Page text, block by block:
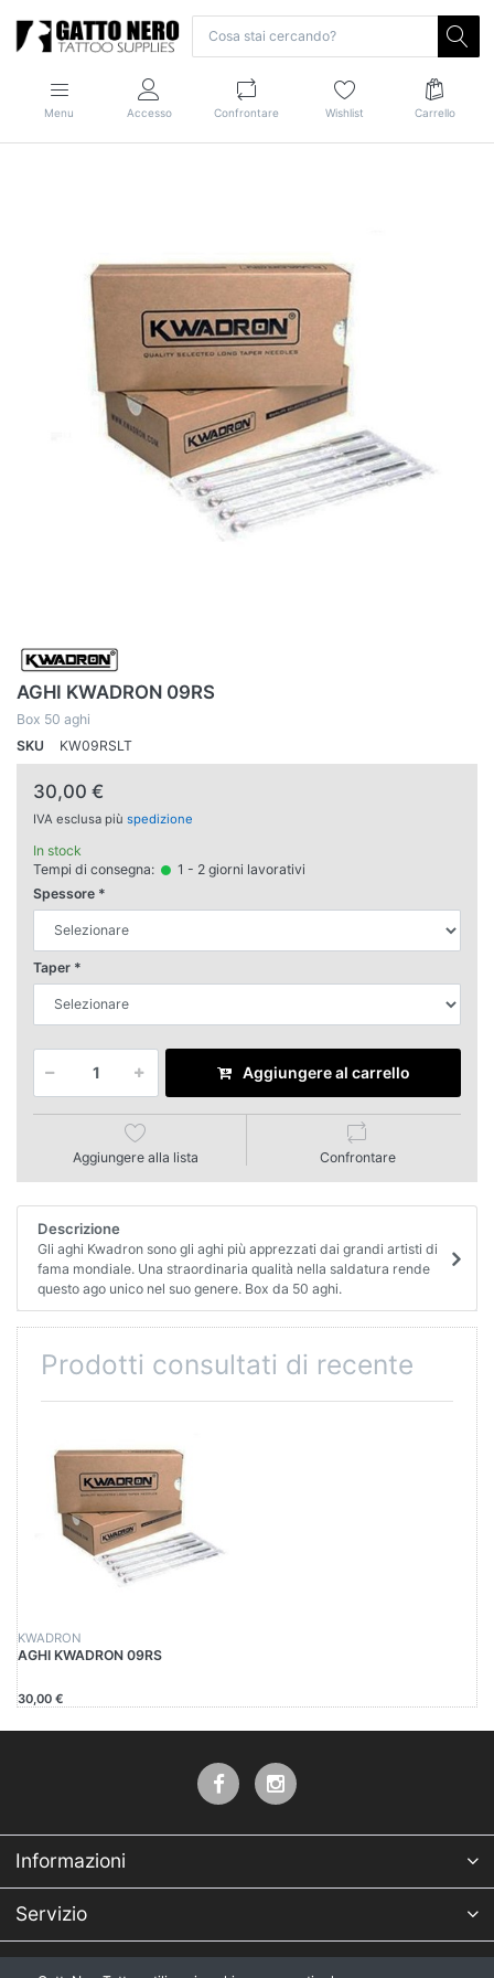
Menu Accesso Confrontare Wishlist Carrello
AGHI KWADRON 09RS
Box 50 aghi
SKU
KW09RSLT
30,00 €
IVA esclusa più spedizione
In stock
Tempi di consegna:
1 - 2 giorni lavorativi
Spessore
Taper
Aggiungere al carrello
Aggiungere alla lista Confrontare
Descrizione
Gli aghi Kwadron sono gli aghi più apprezzati dai grandi artisti di
fama mondiale. Una straordinaria qualità nella saldatura rende
questo ago unico nel suo genere. Box da 50 aghi.
Prodotti consultati di recente
KWADRON
AGHI KWADRON 09RS
30,00 €
Informazioni
Servizio